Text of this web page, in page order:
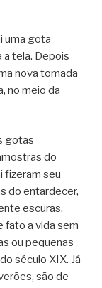
uma gota
tela. Depois
nova tomada
no meio da
gotas
do
fizeram seu
do entardecer,
escuras,
fato a vida sem
ou pequenas
século XIX. Já
são de